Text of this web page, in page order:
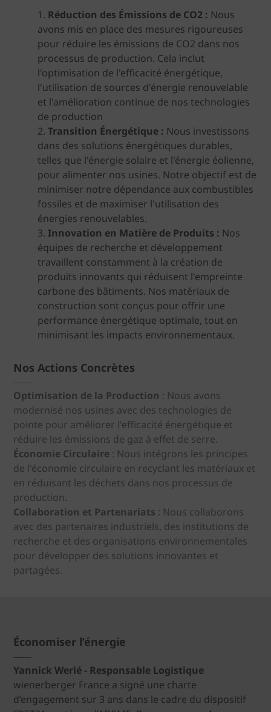
Réduction des Émissions de CO2 : Nous
avons mis en place des mesures rigoureuses
pour réduire les émissions de CO2 dans nos
processus de production. Cela inclut
l'optimisation de l'efficacité énergétique,
l'utilisation de sources d'énergie renouvelable
et l'amélioration continue de nos technologies
de production
Transition Énergétique : Nous investissons
dans des solutions énergétiques durables,
telles que l'énergie solaire et l'énergie éolienne,
pour alimenter nos usines. Notre objectif est de
minimiser notre dépendance aux combustibles
fossiles et de maximiser l'utilisation des
énergies renouvelables.
Innovation en Matière de Produits : Nos
équipes de recherche et développement
travaillent constamment à la création de
produits innovants qui réduisent l'empreinte
carbone des bâtiments. Nos matériaux de
construction sont conçus pour offrir une
performance énergétique optimale, tout en
minimisant les impacts environnementaux.
Nos Actions Concrètes
Optimisation de la Production : Nous avons
modernisé nos usines avec des technologies de
pointe pour améliorer l'efficacité énergétique et
réduire les émissions de gaz à effet de serre.
Économie Circulaire : Nous intégrons les principes
de l'économie circulaire en recyclant les matériaux et
en réduisant les déchets dans nos processus de
production.
Collaboration et Partenariats : Nous collaborons
avec des partenaires industriels, des institutions de
recherche et des organisations environnementales
pour développer des solutions innovantes et
partagées.
Économiser l’énergie
Yannick Werlé - Responsable Logistique
wienerberger France a signé une charte
d’engagement sur 3 ans dans le cadre du dispositif